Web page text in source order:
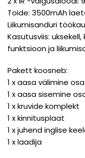
Toide: 3500mAh
Liikumisanduri
Kasutusviis:
funktsioon ja
Pakett koosneb:
1 x aasa välimine osa
1 x aasa sisemine
1 x kruvide komplekt
1 x kinnitusplaat
1 x juhend inglise
1 x laadija